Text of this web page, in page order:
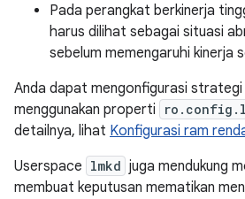
Pada perangkat berkinerja
harus dilihat sebagai situasi
sebelum memengaruhi kinerja
Anda dapat mengonfigurasi strategi
menggunakan properti
detailnya, lihat Konfigurasi ram
Userspace lmkd juga mendukung
membuat keputusan mematikan